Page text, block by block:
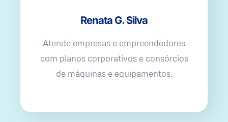
Renata G. Silva
Atende empresas e empreendedores
com planos corporativos e consórcios
de máquinas e equipamentos.